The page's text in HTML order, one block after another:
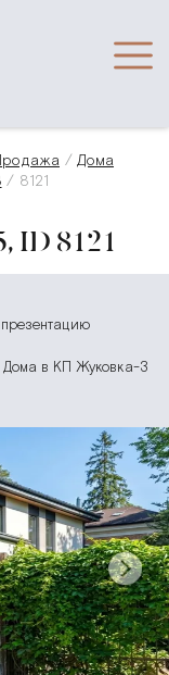
Дома
8121
8121
Дома в КП Жуковка-3